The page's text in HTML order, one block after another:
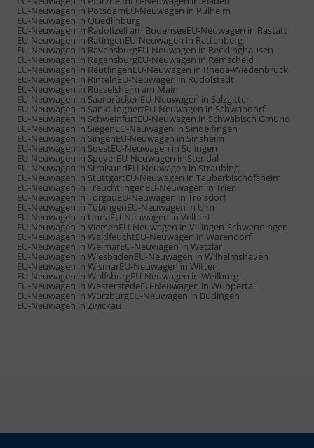
EU-Neuwagen in PotsdamEU-Neuwagen in Pulheim
EU-Neuwagen in Quedlinburg
EU-Neuwagen in Radolfzell am BodenseeEU-Neuwagen in Rastatt
EU-Neuwagen in RatingenEU-Neuwagen in Rattenberg
EU-Neuwagen in RavensburgEU-Neuwagen in Recklinghausen
EU-Neuwagen in RegensburgEU-Neuwagen in Remscheid
EU-Neuwagen in ReutlingenEU-Neuwagen in Rheda-Wiedenbrück
EU-Neuwagen in RintelnEU-Neuwagen in Rudolstadt
EU-Neuwagen in Rüsselsheim am Main
EU-Neuwagen in SaarbrückenEU-Neuwagen in Salzgitter
EU-Neuwagen in Sankt IngbertEU-Neuwagen in Schwandorf
EU-Neuwagen in SchweinfurtEU-Neuwagen in Schwäbisch Gmünd
EU-Neuwagen in SiegenEU-Neuwagen in Sindelfingen
EU-Neuwagen in SingenEU-Neuwagen in Sinsheim
EU-Neuwagen in SoestEU-Neuwagen in Solingen
EU-Neuwagen in SpeyerEU-Neuwagen in Stendal
EU-Neuwagen in StralsundEU-Neuwagen in Straubing
EU-Neuwagen in StuttgartEU-Neuwagen in Tauberbischofsheim
EU-Neuwagen in TreuchtlingenEU-Neuwagen in Trier
EU-Neuwagen in TorgauEU-Neuwagen in Troisdorf
EU-Neuwagen in TübingenEU-Neuwagen in Ulm
EU-Neuwagen in UnnaEU-Neuwagen in Velbert
EU-Neuwagen in ViersenEU-Neuwagen in Villingen-Schwenningen
EU-Neuwagen in WaldfeuchtEU-Neuwagen in Warendorf
EU-Neuwagen in WeimarEU-Neuwagen in Wetzlar
EU-Neuwagen in WiesbadenEU-Neuwagen in Wilhelmshaven
EU-Neuwagen in WismarEU-Neuwagen in Witten
EU-Neuwagen in WolfsburgEU-Neuwagen in Weilburg
EU-Neuwagen in WesterstedeEU-Neuwagen in Wuppertal
EU-Neuwagen in WürzburgEU-Neuwagen in Büdingen
EU-Neuwagen in Zwickau